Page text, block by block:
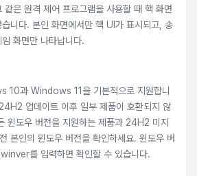
같은 원격 제어 프로그램을 사용할 때 핵 화면
니다. 본인 화면에서만 핵 UI가 표시되고, 송
화면만 나타납니다.
10과 Windows 11을 기본적으로 지원합니
업데이트 이후 일부 제품이 호환되지 않
윈도우 버전을 지원하는 제품과 24H2 미지
본인의 윈도우 버전을 확인하세요. 윈도우 버
를 입력하면 확인할 수 있습니다.